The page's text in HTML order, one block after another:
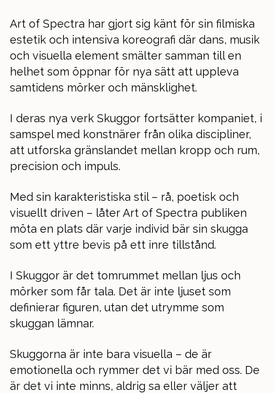
Art of Spectra har gjort sig känt för sin filmiska
estetik och intensiva koreografi där dans, musik
och visuella element smälter samman till en
helhet som öppnar för nya sätt att uppleva
samtidens mörker och mänsklighet.
I deras nya verk Skuggor fortsätter kompaniet, i
samspel med konstnärer från olika discipliner,
att utforska gränslandet mellan kropp och rum,
precision och impuls.
Med sin karakteristiska stil – rå, poetisk och
visuellt driven – låter Art of Spectra publiken
möta en plats där varje individ bär sin skugga
som ett yttre bevis på ett inre tillstånd.
I Skuggor är det tomrummet mellan ljus och
mörker som får tala. Det är inte ljuset som
definierar figuren, utan det utrymme som
skuggan lämnar.
Skuggorna är inte bara visuella – de är
emotionella och rymmer det vi bär med oss. De
är det vi inte minns, aldrig sa eller väljer att